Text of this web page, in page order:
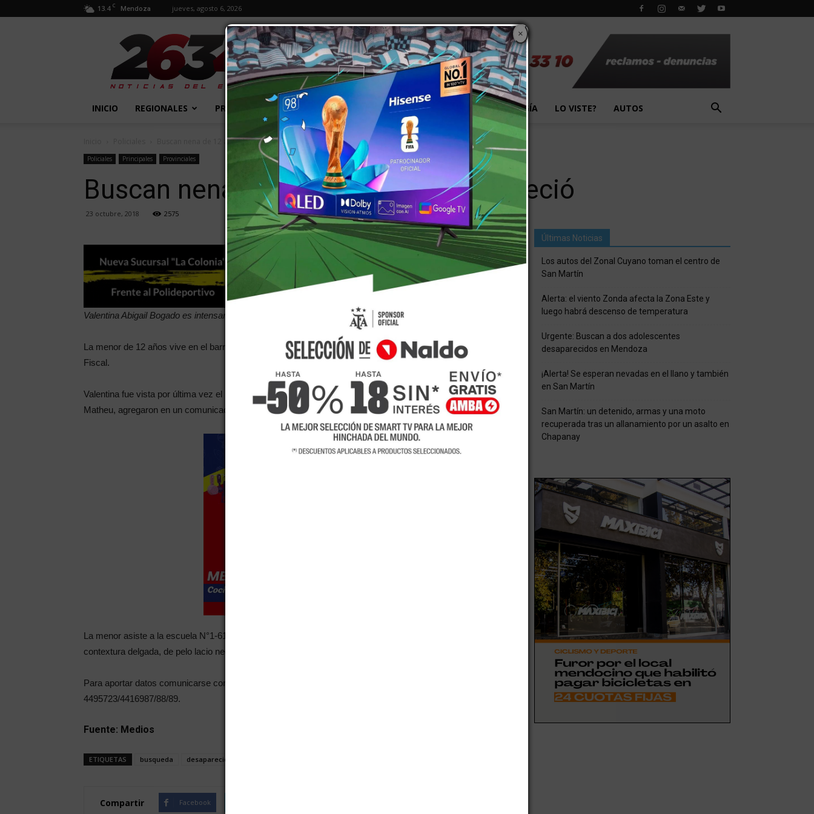
13.4 C Mendoza jueves, agosto 6, 2026
2634
Diario
INICIO REGIONALES PROVINCIALES EXTRA! MUNDO PAÍS EVENTOS TECNOLOGÍA LO VISTE? AUTOS
Buscan nena de 12 años que desapareció
Policiales Principales Provinciales
Buscan nena de 12 años que desapareció
23 octubre, 2018 2575
Valentina Abigail Bogado es intensamente buscada desde la semana pasada.
La menor de 12 años vive en el barrio Democracia de Las Heras, confirmaron desde el Ministerio Público
Fiscal.
Valentina fue vista por última vez el miércoles pasado junto a una compañera de la escuela en el barrio
Matheu, agregaron en un comunicado difundido por el SUTE.
La menor asiste a la escuela N°1-610 Valle de Guantata. Mide aproximadamente 1,10 metros, es de
contextura delgada, de pelo lacio negro.
Para aportar datos comunicarse con la Oficina Fiscal 6 de Las Heras a los teléfonos:
4495723/4416987/88/89.
Fuente: Medios
×
ETIQUETAS busqueda desaparecida
Compartir Facebook
Últimas Noticias
Los autos del Zonal Cuyano toman el centro de
San Martín
Alerta: el viento Zonda afecta la Zona Este y
luego habrá descenso de temperatura
Urgente: Buscan a dos adolescentes
desaparecidos en Mendoza
¡Alerta! Se esperan nevadas en el llano y también
en San Martín
San Martín: un detenido, armas y una moto
recuperada tras un allanamiento por un asalto en
Chapanay